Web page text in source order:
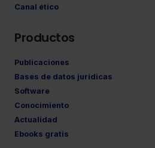
Canal ético
Productos
Publicaciones
Bases de datos jurídicas
Software
Conocimiento
Actualidad
Ebooks gratis